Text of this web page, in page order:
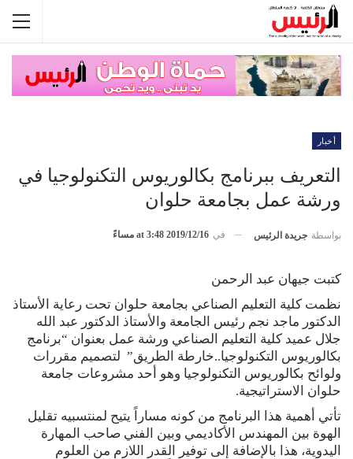
أخبار
التعريف ببرنامج بكالوريوس التكنولوجيا في
ورشة عمل بجامعة حلوان
بواسطة جريدة الرئيس في 2019/12/16 at 3:48 مساءً
كتبت جيهان عبد الرحمن
نظمت كلية التعليم الصناعي بجامعة حلوان تحت رعاية الأستاذ
الدكتور ماجد نجم رئيس الجامعة والأستاذ الدكتور عبد الله
جلال عميد كلية التعليم الصناعي ورشة عمل بعنوان “برنامج
بكالوريوس التكنولوجيا..خارطة الطريق” لتصميم مقررات
ولوائح بكالوريوس التكنولوجيا وهو أحد مشروعات جامعة
حلوان الاستراتيجية.
تأتي أهمية هذا البرنامج من كونه مساراً يتيح لمنتسبيه تقليل
الهوة بين المهندس الأكاديمي وبين الفني صاحب المهارة
اليدوية، هذا بالإضافة إلى توفير القدر اللازم من العلوم